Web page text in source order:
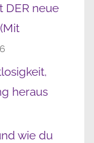
DER neue
heraus
wie du